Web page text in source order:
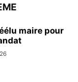
maire pour